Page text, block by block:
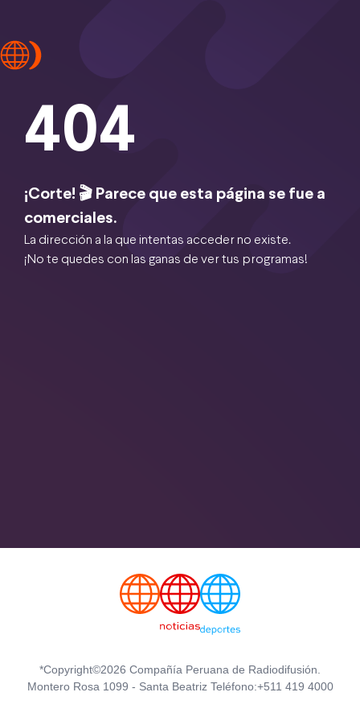
404
¡Corte! 🎬 Parece que esta página se fue a
comerciales.
La dirección a la que intentas acceder no existe.
¡No te quedes con las ganas de ver tus programas!
*Copyright©2026 Compañía Peruana de Radiodifusión.
Montero Rosa 1099 - Santa Beatriz Teléfono:+511 419 4000